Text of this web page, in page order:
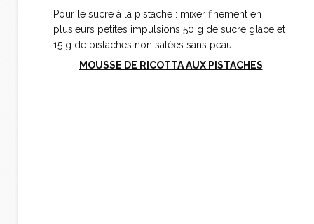
Pour le sucre à la pistache : mixer finement en
plusieurs petites impulsions 50 g de sucre glace et
15 g de pistaches non salées sans peau.
MOUSSE DE RICOTTA AUX PISTACHES